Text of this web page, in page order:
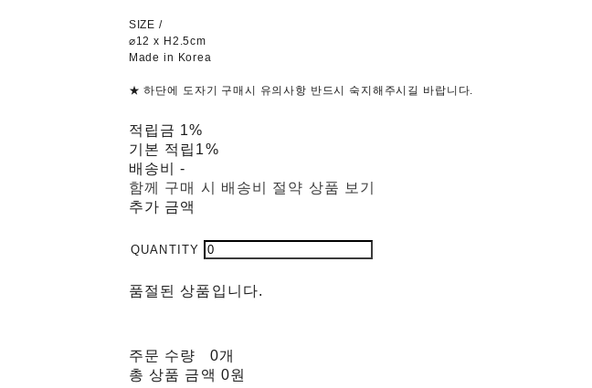
SIZE /
⌀12 x H2.5cm
Made in Korea
★ 하단에 도자기 구매시 유의사항 반드시 숙지해주시길 바랍니다.
적립금 1%
기본 적립 1%
배송비-
함께 구매 시 배송비 절약 상품 보기
추가 금액
품절된 상품입니다.
주문 수량
0개
총 상품 금액 0원